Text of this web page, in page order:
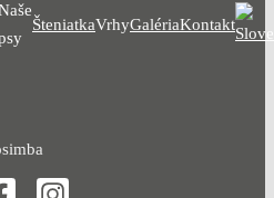
ŠteniatkaVrhyGalériaKontakt